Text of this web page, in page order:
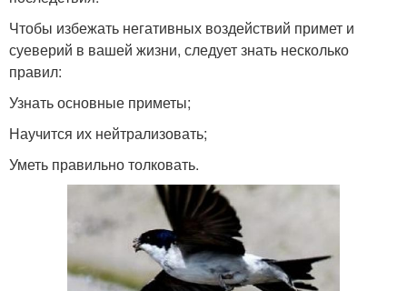
Чтобы избежать негативных воздействий примет и
суеверий в вашей жизни, следует знать несколько
правил:
Узнать основные приметы;
Научится их нейтрализовать;
Уметь правильно толковать.